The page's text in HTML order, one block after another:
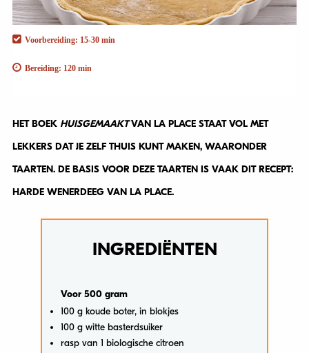
Voorbereiding: 15-30 min
Bereiding: 120 min
HET BOEK HUISGEMAAKTVAN LA PLACE STAAT VOL MET
LEKKERS DAT JE ZELF THUIS KUNT MAKEN, WAARONDER
TAARTEN. DE BASIS VOOR DEZE TAARTEN IS VAAK DIT RECEPT:
HARDE WENERDEEG VAN LA PLACE.
INGREDIËNTEN
Voor 500 gram
100 g koude boter, in blokjes
100 g witte basterdsuiker
rasp van 1 biologische citroen